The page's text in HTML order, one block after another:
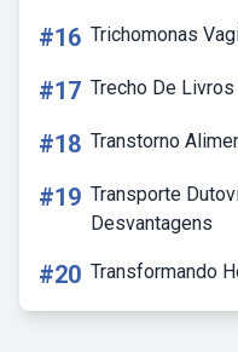
#16 Trichomonas
#17 Trecho De
#18 Transtorno
#19 Transporte
Desvantagens
#20 Transformando